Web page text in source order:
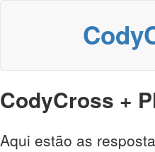
CodyCross +
Aqui estão as